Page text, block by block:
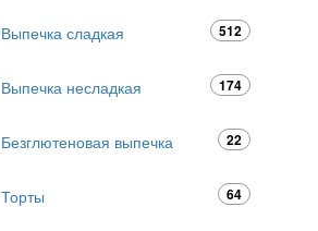
Выпечка сладкая 512
Выпечка несладкая 174
Безглютеновая выпечка 22
Торты 64